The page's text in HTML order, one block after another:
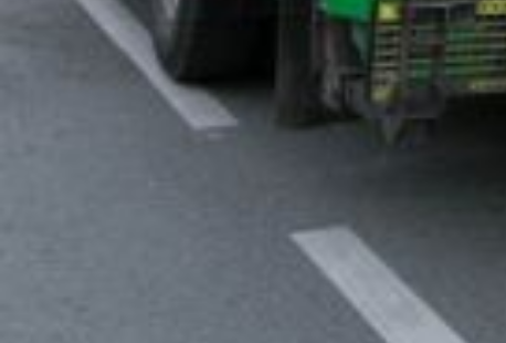
Les éboueur·e·s et égoutier·ère·s, au cœur du bon fonctionnement
Pourtant, ils et elles perçoivent aujourd’hui l’IFSE la plus basse de la
Nous exigeons une revalorisation immédiate de l’IFSE à la hauteur de
De nombreux agents comptabilisant une dizaine d’années
Ø La mise en place d’un oral d’accès, à l’image de ce qui existe